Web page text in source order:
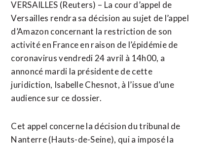
VERSAILLES (Reuters) – La cour d’appel de
Versailles rendra sa décision au sujet de l’appel
d’Amazon concernant la restriction de son
activité en France en raison de l’épidémie de
coronavirus vendredi 24 avril à 14h00, a
annoncé mardi la présidente de cette
juridiction, Isabelle Chesnot, à l’issue d’une
audience sur ce dossier.
Cet appel concerne la décision du tribunal de
Nanterre (Hauts-de-Seine), qui a imposé la